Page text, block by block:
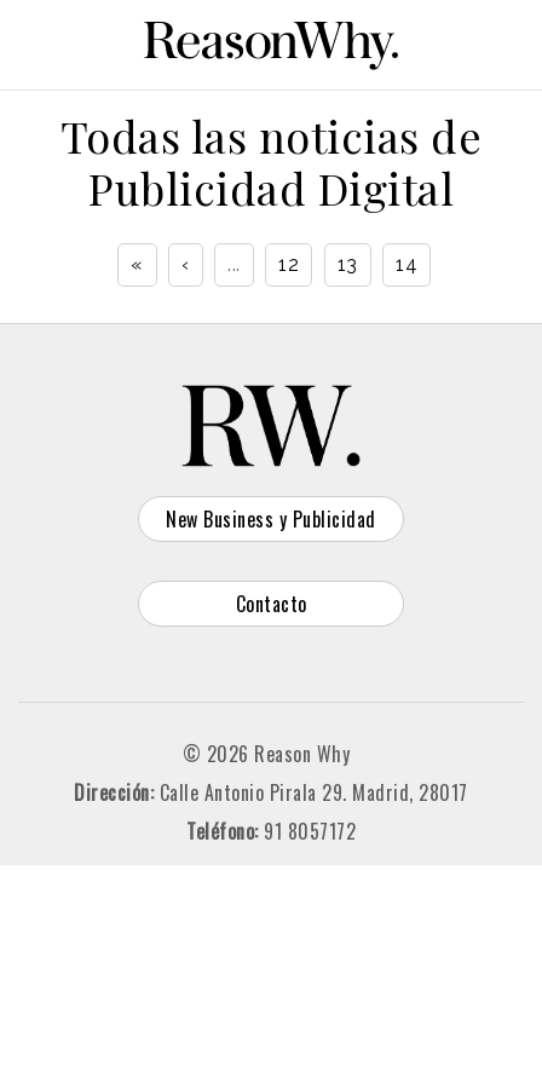
Todas las noticias de
Publicidad Digital
« ‹ ... 12 13 14
New Business y Publicidad
Contacto
© 2026 Reason Why
Dirección: Calle Antonio Pirala 29. Madrid, 28017
Teléfono: 91 8057172